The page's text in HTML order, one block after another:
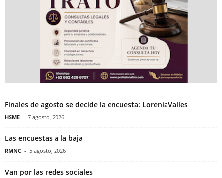
Finales de agosto se decide la encuesta: LoreniaValles
HSME - 7 agosto, 2026
Las encuestas a la baja
RMNC - 5 agosto, 2026
Van por las redes sociales